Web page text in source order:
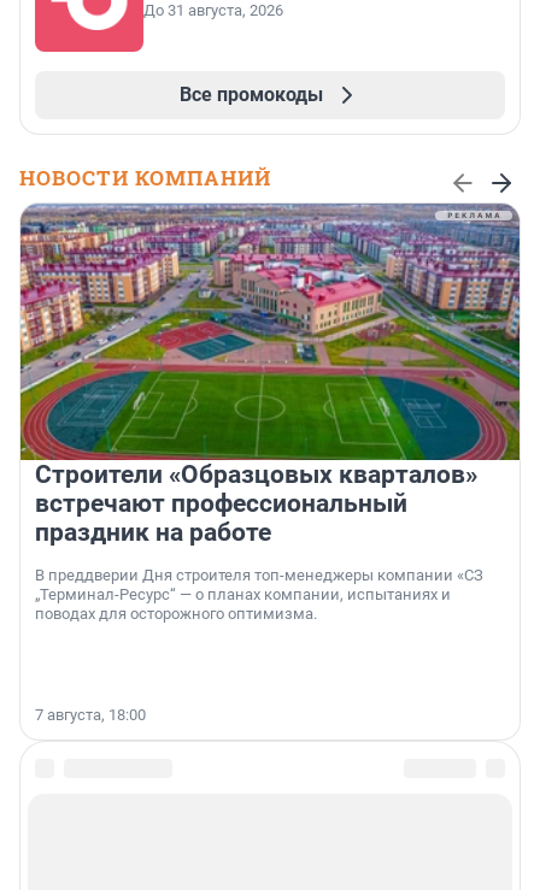
До 31 августа, 2026
Все промокоды
НОВОСТИ КОМПАНИЙ
Строители «Образцовых кварталов»
встречают профессиональный
праздник на работе
В преддверии Дня строителя топ-менеджеры компании «СЗ
„Терминал-Ресурс“ — о планах компании, испытаниях и
поводах для осторожного оптимизма.
7 августа, 18:00